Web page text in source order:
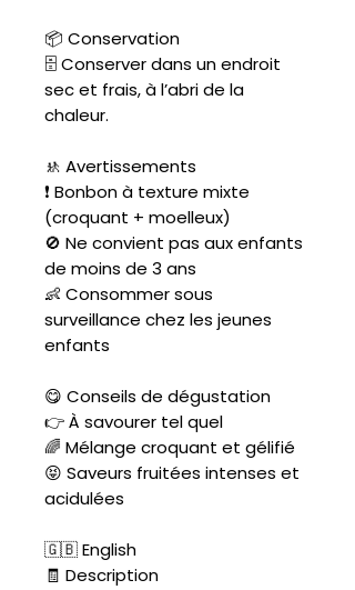
📦 Conservation
🗄️ Conserver dans un endroit
sec et frais, à l’abri de la
chaleur.
🚸 Avertissements
❗ Bonbon à texture mixte
(croquant + moelleux)
🚫 Ne convient pas aux enfants
de moins de 3 ans
👶 Consommer sous
surveillance chez les jeunes
enfants
😋 Conseils de dégustation
👉 À savourer tel quel
🌈 Mélange croquant et gélifié
😝 Saveurs fruitées intenses et
acidulées
🇬🇧 English
🧾 Description